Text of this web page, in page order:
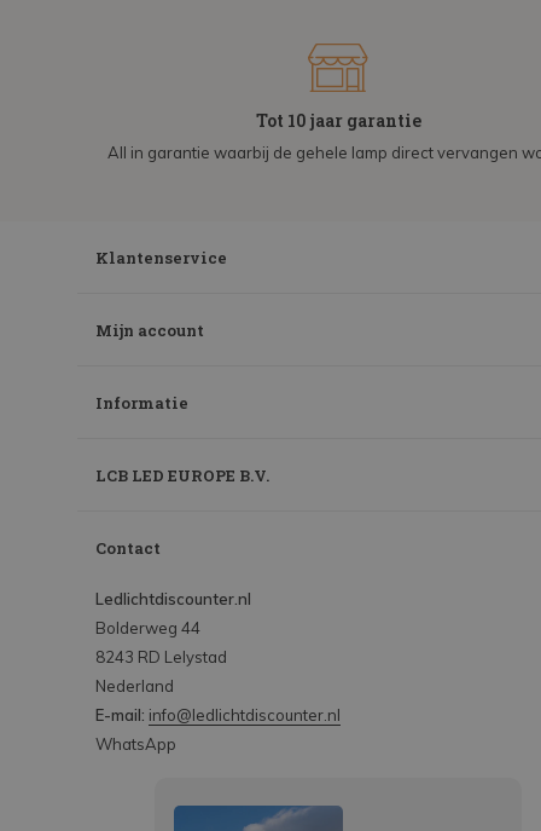
Tot 10 jaar garantie
All in garantie waarbij de gehele lamp direct vervangen
Klantenservice
Mijn account
Informatie
LCB LED EUROPE B.V.
Contact
Ledlichtdiscounter.nl
Bolderweg 44
8243 RD Lelystad
Nederland
E-mail: info@ledlichtdiscounter.nl
WhatsApp